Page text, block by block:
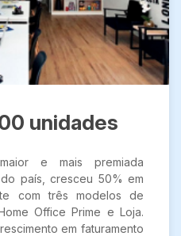
unidades
e mais premiada
país, cresceu 50% em
com três modelos de
Office Prime e Loja.
em faturamento